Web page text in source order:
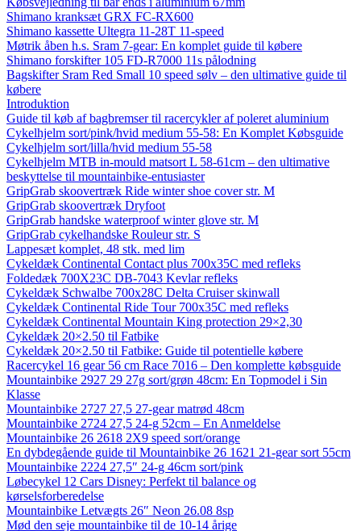
Shimano kranksæt GRX FC-RX600
Shimano kassette Ultegra 11-28T 11-speed
Møtrik åben h.s. Sram 7-gear: En komplet guide til købere
Shimano forskifter 105 FD-R7000 11s pålodning
Bagskifter Sram Red Small 10 speed sølv – den ultimative guide til
købere
Introduktion
Guide til køb af bagbremser til racercykler af poleret aluminium
Cykelhjelm sort/pink/hvid medium 55-58: En Komplet Købsguide
Cykelhjelm sort/lilla/hvid medium 55-58
Cykelhjelm MTB in-mould matsort L 58-61cm – den ultimative
beskyttelse til mountainbike-entusiaster
GripGrab skoovertræk Ride winter shoe cover str. M
GripGrab skoovertræk Dryfoot
GripGrab handske waterproof winter glove str. M
GripGrab cykelhandske Rouleur str. S
Lappesæt komplet, 48 stk. med lim
Cykeldæk Continental Contact plus 700x35C med refleks
Foldedæk 700X23C DB-7043 Kevlar refleks
Cykeldæk Schwalbe 700x28C Delta Cruiser skinwall
Cykeldæk Continental Ride Tour 700x35C med refleks
Cykeldæk Continental Mountain King protection 29×2,30
Cykeldæk 20×2.50 til Fatbike
Cykeldæk 20×2.50 til Fatbike: Guide til potentielle købere
Racercykel 16 gear 56 cm Race 7016 – Den komplette købsguide
Mountainbike 2927 29 27g sort/grøn 48cm: En Topmodel i Sin
Klasse
Mountainbike 2727 27,5 27-gear matrød 48cm
Mountainbike 2724 27,5 24-g 52cm – En Anmeldelse
Mountainbike 26 2618 2X9 speed sort/orange
En dybdegående guide til Mountainbike 26 1621 21-gear sort 55cm
Mountainbike 2224 27,5″ 24-g 46cm sort/pink
Løbecykel 12 Cars Disney: Perfekt til balance og
kørselsforberedelse
Mountainbike Letvægts 26″ Neon 26.08 8sp
Mød den seje mountainbike til de 10-14 årige